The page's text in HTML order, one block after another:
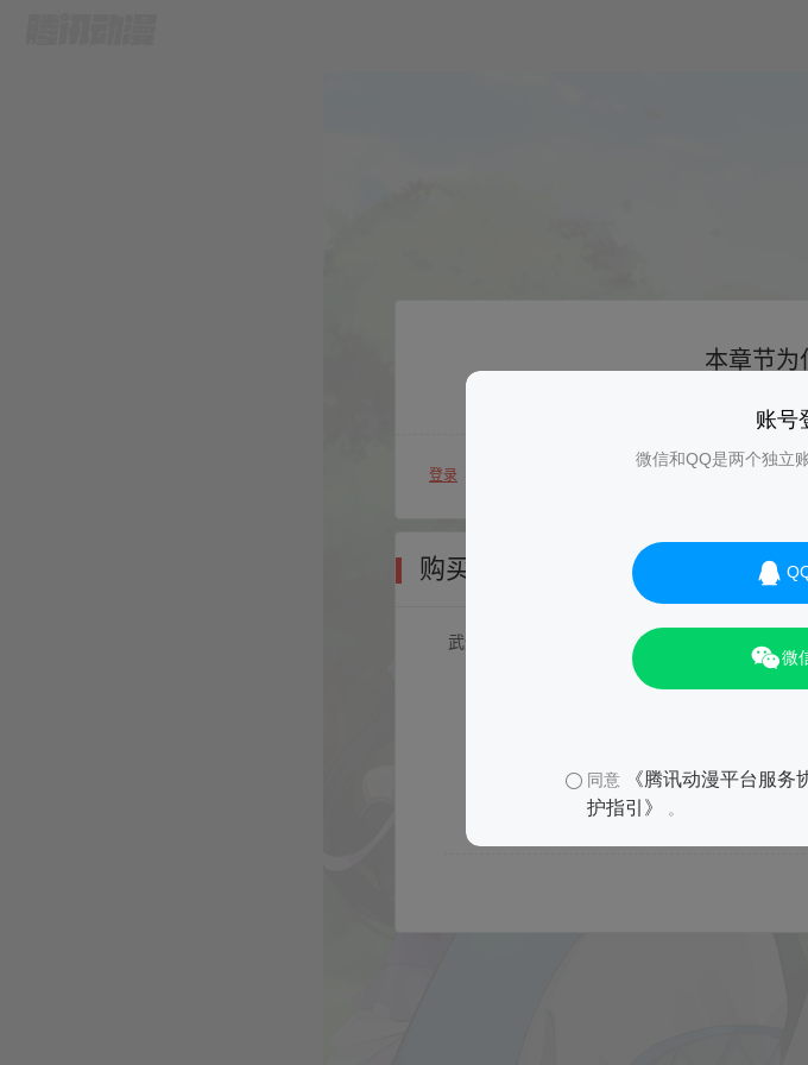
账号
微信和QQ是两个独立
微
同意 《腾讯动漫平台服务
护指引》
。